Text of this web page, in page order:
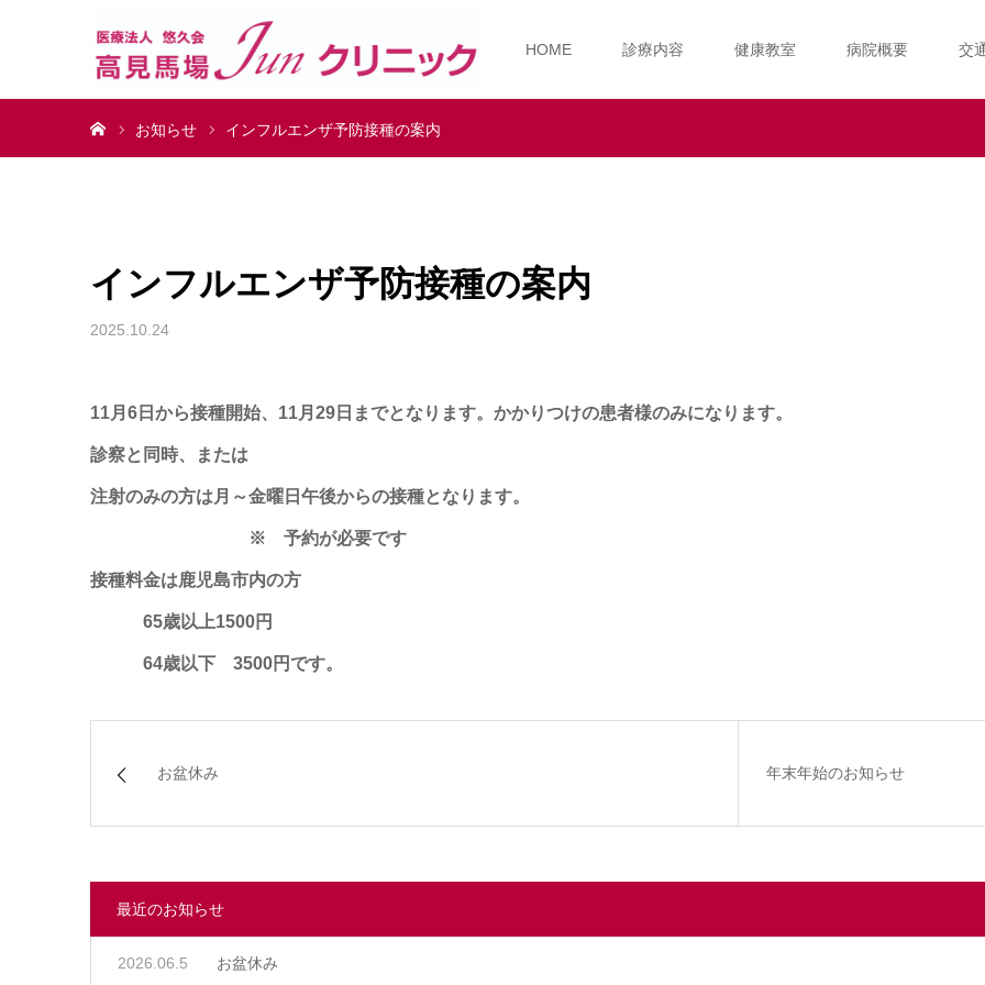
HOME 診療内容 健康教室 病院概要 交
お知らせ インフルエンザ予防接種の案内
インフルエンザ予防接種の案内
2025.10.24
11月6日から接種開始、11月29日までとなります。かかりつけの患者様のみになります。
診察と同時、または
注射のみの方は月～金曜日午後からの接種となります。
※ 予約が必要です
接種料金は鹿児島市内の方
65歳以上1500円
64歳以下 3500円です。
お盆休み 年末年始のお知らせ
最近のお知らせ
お盆休み
2026.06.5